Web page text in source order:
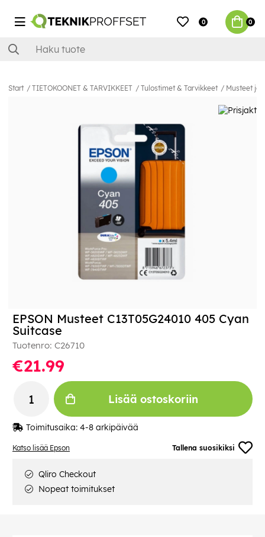
0 0
Start TIETOKOONET & TARVIKKEET Tulostimet & Tarvikkeet Musteet ja
Katso lisää Epson Tallena suosikiksi
EPSON Musteet C13T05G24010 405 Cyan
Suitcase
Tuotenro: C26710
€21.99
Lisää ostoskoriin
Toimitusaika: 4-8 arkipäivää
Qliro Checkout
Nopeat toimitukset